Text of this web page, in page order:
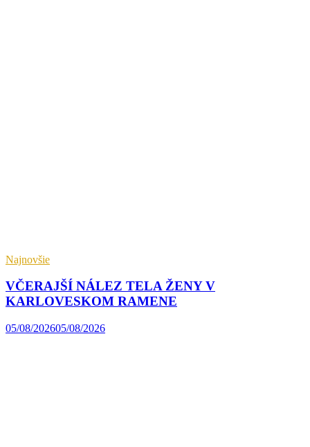
Najnovšie
VČERAJŠÍ NÁLEZ TELA ŽENY V
KARLOVESKOM RAMENE
05/08/202605/08/2026